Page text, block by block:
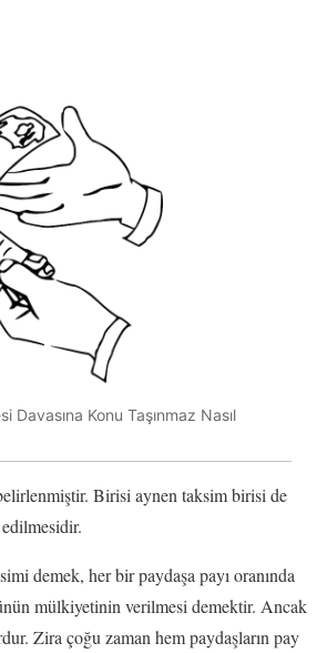
Davasına Konu Taşınmaz Nasıl
Birisi aynen taksim birisi de
demek, her bir paydaşa payı oranında
mülkiyetinin verilmesi demektir. Ancak
Zira çoğu zaman hem paydaşların pay